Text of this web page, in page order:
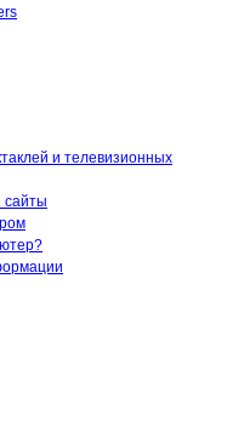
и телевизионных
сайты